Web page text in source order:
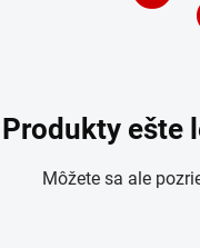
Produkty ešte
Môžete sa ale